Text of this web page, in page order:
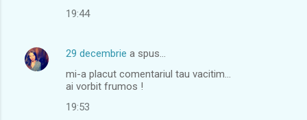
19:44
29 decembrie a spus…
mi-a placut comentariul tau vacitim...
ai vorbit frumos !
19:53